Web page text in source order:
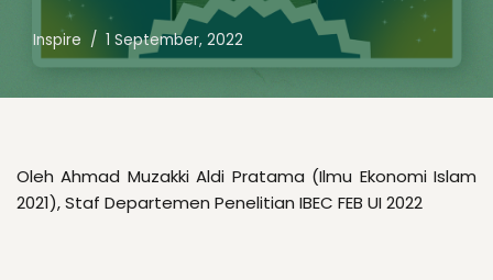
Inspire 1 September, 2022
Oleh Ahmad Muzakki Aldi Pratama (Ilmu Ekonomi Islam
2021), Staf Departemen Penelitian IBEC FEB UI 2022